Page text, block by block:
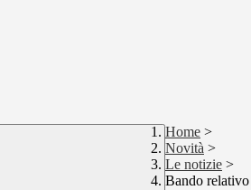
Home >
Novità >
Le notizie >
Bando